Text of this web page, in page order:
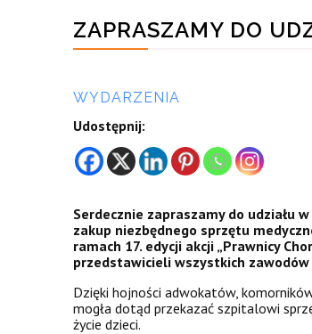
ZAPRASZAMY DO
WYDARZENIA
Udostępnij:
Serdecznie zapraszamy do udziału
zakup niezbędnego sprzętu
ramach 17. edycji akcji „Prawnicy
przedstawicieli wszystkich zawodów
Dzięki hojności adwokatów,
mogła dotąd przekazać szpitalowi
życie dzieci.